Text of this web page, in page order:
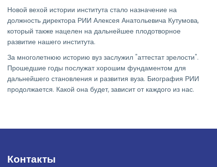
Новой вехой истории института стало назначение на
должность директора РИИ Алексея Анатольевича Кутумова,
который также нацелен на дальнейшее плодотворное
развитие нашего института.
За многолетнюю историю вуз заслужил "аттестат зрелости".
Прошедшие годы послужат хорошим фундаментом для
дальнейшего становления и развития вуза. Биография РИИ
продолжается. Какой она будет, зависит от каждого из нас.
Контакты